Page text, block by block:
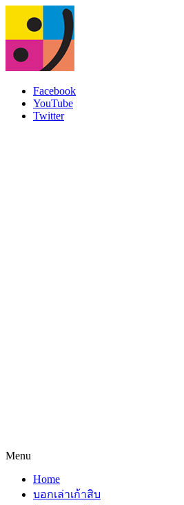
Facebook
YouTube
Twitter
Menu
Home
บอกเล่าเก้าสิบ